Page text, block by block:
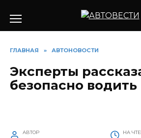
содержанию
ГЛАВНАЯ » АВТОНОВОСТИ
Эксперты
безопасно
АВТОР НА